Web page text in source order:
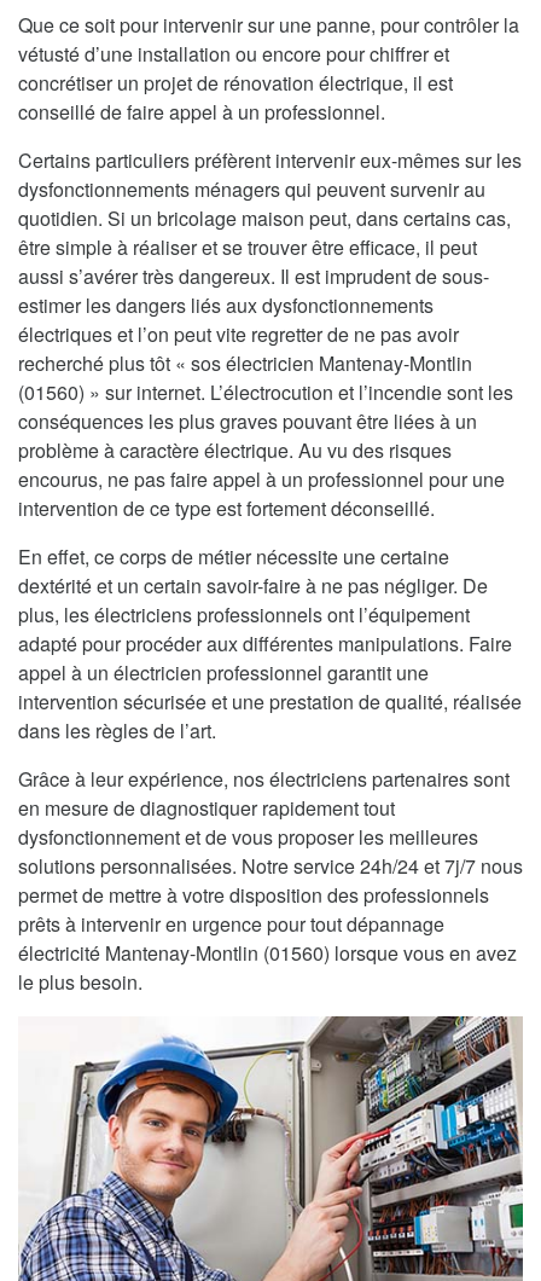
Que ce soit pour intervenir sur une panne, pour contrôler la
vétusté d’une installation ou encore pour chiffrer et
concrétiser un projet de rénovation électrique, il est
conseillé de faire appel à un professionnel.
Certains particuliers préfèrent intervenir eux-mêmes sur les
dysfonctionnements ménagers qui peuvent survenir au
quotidien. Si un bricolage maison peut, dans certains cas,
être simple à réaliser et se trouver être efficace, il peut
aussi s’avérer très dangereux. Il est imprudent de sous-
estimer les dangers liés aux dysfonctionnements
électriques et l’on peut vite regretter de ne pas avoir
recherché plus tôt « sos électricien Mantenay-Montlin
(01560) » sur internet. L’électrocution et l’incendie sont les
conséquences les plus graves pouvant être liées à un
problème à caractère électrique. Au vu des risques
encourus, ne pas faire appel à un professionnel pour une
intervention de ce type est fortement déconseillé.
En effet, ce corps de métier nécessite une certaine
dextérité et un certain savoir-faire à ne pas négliger. De
plus, les électriciens professionnels ont l’équipement
adapté pour procéder aux différentes manipulations. Faire
appel à un électricien professionnel garantit une
intervention sécurisée et une prestation de qualité, réalisée
dans les règles de l’art.
Grâce à leur expérience, nos électriciens partenaires sont
en mesure de diagnostiquer rapidement tout
dysfonctionnement et de vous proposer les meilleures
solutions personnalisées. Notre service 24h/24 et 7j/7 nous
permet de mettre à votre disposition des professionnels
prêts à intervenir en urgence pour tout dépannage
électricité Mantenay-Montlin (01560) lorsque vous en avez
le plus besoin.